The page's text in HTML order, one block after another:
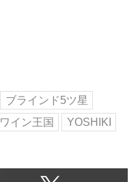
ブラインド5ツ星
ワイン王国
YOSHIKI